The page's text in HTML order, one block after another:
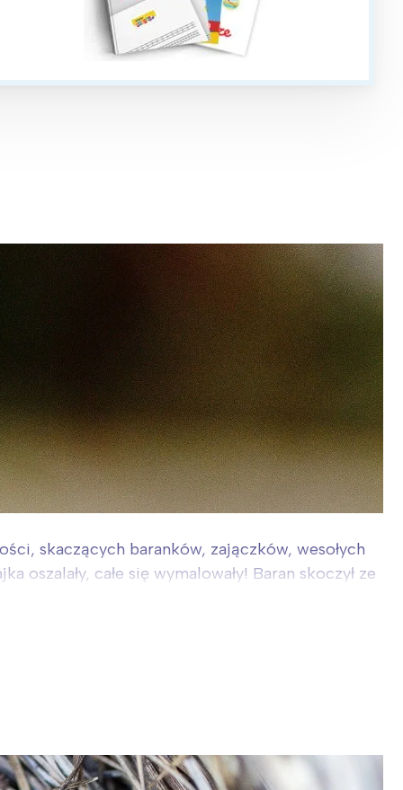
skaczących baranków, zajączków, wesołych
całe się wymalowały! Baran skoczył ze